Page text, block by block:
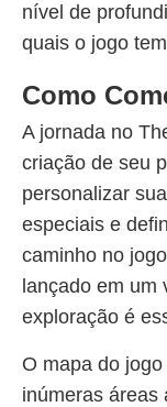
nível de
quais o jogo
Como
A jornada no
criação de seu
personalizar
especiais e
caminho no
lançado em um
exploração é
O mapa do
inúmeras áreas